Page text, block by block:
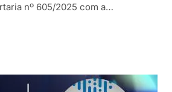
nº 605/2025 com a…